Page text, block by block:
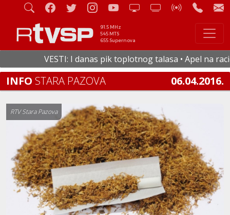
91.5 MHz
545 MTS
655 Supernova
VESTI: I danas pik toplotnog talasa • Apel na
INFO STARA PAZOVA 06.04.2016.
RTV Stara Pazova